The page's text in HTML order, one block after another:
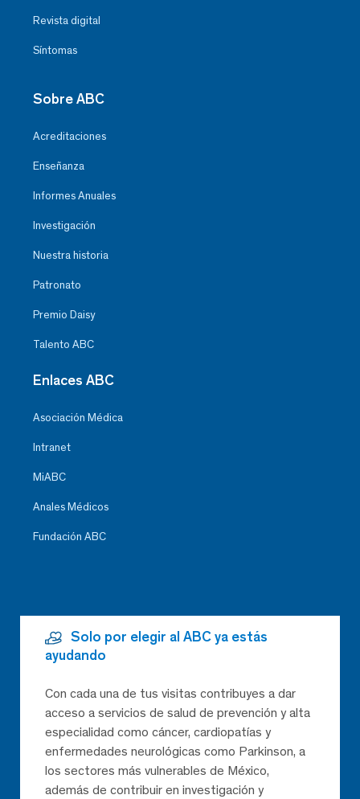
Revista digital
Síntomas
Sobre ABC
Acreditaciones
Enseñanza
Informes Anuales
Investigación
Nuestra historia
Patronato
Premio Daisy
Talento ABC
Enlaces ABC
Asociación Médica
Intranet
MiABC
Anales Médicos
Fundación ABC
Solo por elegir al ABC ya estás
ayudando
Con cada una de tus visitas contribuyes a dar
acceso a servicios de salud de prevención y alta
especialidad como cáncer, cardiopatías y
enfermedades neurológicas como Parkinson, a
los sectores más vulnerables de México,
además de contribuir en investigación y